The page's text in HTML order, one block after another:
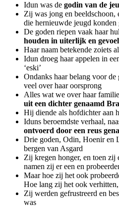
Idun was de godin van de
Zij was jong en beeldschoon,
die hernieuwde jeugd konden
De goden riepen vaak haar
houden in uiterlijk en
Haar naam betekende zoiets
Idun droeg haar appelen in
‘eski’
Ondanks haar belang voor
veel over haar oorsprong
Alles wat we over haar
uit een dichter genaamd
Hij diende als hofdichter aan
Iduns beroemdste verhaal,
ontvoerd door een reus
Drie goden, Odin, Hoenir en
bergen van Asgard
Zij kregen honger, en toen zij
namen zij er een en
Maar hoe zij het ook
Hoe lang zij het ook
Zij werden gefrustreerd en
was